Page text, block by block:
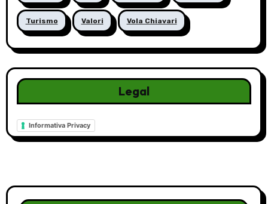
Turismo Valori Vola Chiavari
Legal
Informativa Privacy